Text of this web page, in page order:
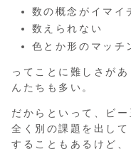
数の概念がイマイ
数えられない
色とか形のマッチ
ってことに難しさが
んたちも多い。
だからといって、ビ
全く別の課題を出し
することもあるけど